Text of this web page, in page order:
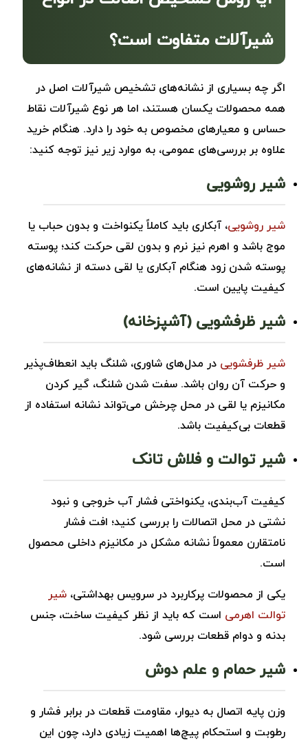
شیرآلات متفاوت است؟
اگر چه بسیاری از نشانه‌های تشخیص شیرآلات اصل در
همه محصولات یکسان هستند، اما هر نوع شیرآلات نقاط
حساس و معیارهای مخصوص به خود را دارد. هنگام خرید
علاوه بر بررسی‌های عمومی، به موارد زیر نیز توجه کنید:
شیر روشویی
شیر روشویی، آبکاری باید کاملاً یکنواخت و بدون حباب یا
موج باشد و اهرم نیز نرم و بدون لقی حرکت کند؛ پوسته
‌پوسته شدن زود هنگام آبکاری یا لقی دسته از نشانه‌های
کیفیت پایین است.
شیر ظرفشویی (آشپزخانه)
شیر ظرفشویی در مدل‌های شاوری، شلنگ باید انعطاف‌پذیر
و حرکت آن روان باشد. سفت شدن شلنگ، گیر کردن
مکانیزم یا لقی در محل چرخش می‌تواند نشانه استفاده از
قطعات بی‌کیفیت باشد.
شیر توالت و فلاش ‌تانک
کیفیت آب‌بندی، یکنواختی فشار آب خروجی و نبود
نشتی در محل اتصالات را بررسی کنید؛ افت فشار
نامتقارن معمولاً نشانه مشکل در مکانیزم داخلی محصول
است.
یکی از محصولات پرکاربرد در سرویس بهداشتی، شیر
توالت اهرمی است که باید از نظر کیفیت ساخت، جنس
بدنه و دوام قطعات بررسی شود.
شیر حمام و علم دوش
وزن پایه اتصال به دیوار، مقاومت قطعات در برابر فشار و
رطوبت و استحکام پیچ‌ها اهمیت زیادی دارد، چون این